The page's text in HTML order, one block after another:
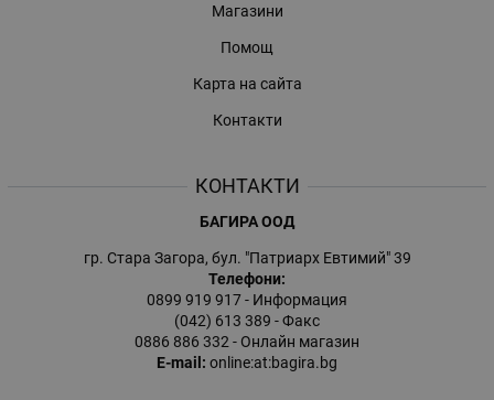
Магазини
Помощ
Карта на сайта
Контакти
КОНТАКТИ
БАГИРА ООД
гр. Стара Загора, бул. "Патриарх Евтимий" 39
Телефони:
0899 919 917- Информация
(042) 613 389 - Факс
0886 886 332 - Онлайн магазин
E-mail: online:at:bagira.bg